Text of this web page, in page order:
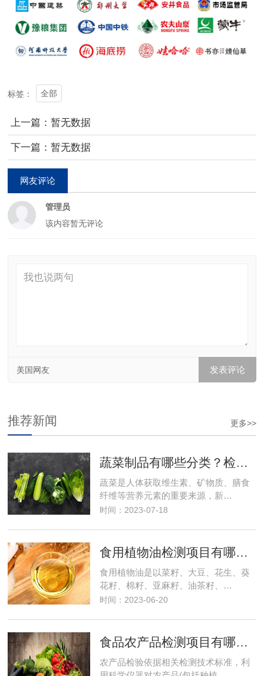
标签： 全部
上一篇：暂无数据
下一篇：暂无数据
网友评论
管理员
该内容暂无评论
美国网友
更多>>
推荐新闻
蔬菜制品有哪些分类？检测项目有哪些？食品检测
蔬菜是人体获取维生素、矿物质、膳食
纤维等营养元素的重要来源，新…
时间：2023-07-18
食用植物油检测项目有哪些？需要多少钱？
食用植物油是以菜籽、大豆、花生、葵
花籽、棉籽、亚麻籽、油茶籽、…
时间：2023-06-20
食品农产品检测项目有哪些及费用
农产品检验依据相关检测技术标准，利